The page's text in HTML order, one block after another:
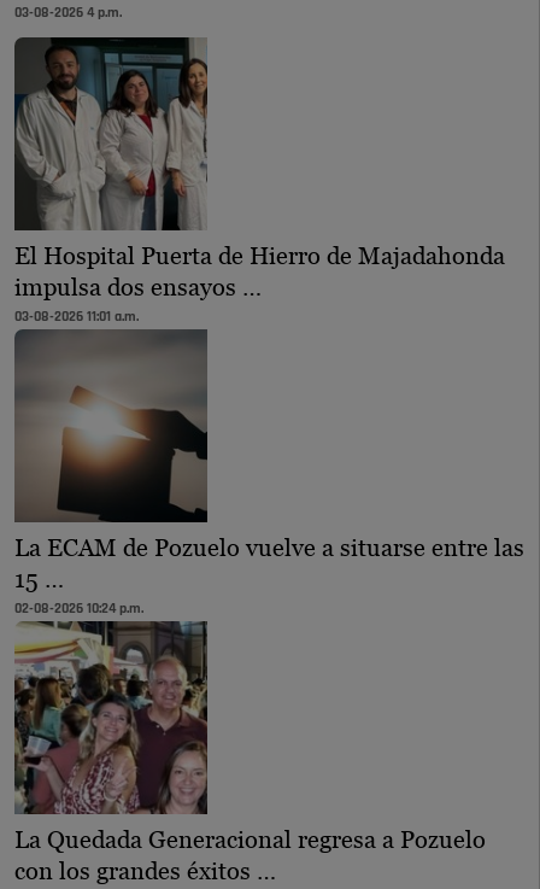
03-08-2026 4 p.m.
El Hospital Puerta de Hierro de Majadahonda
impulsa dos ensayos …
03-08-2026 11:01 a.m.
La ECAM de Pozuelo vuelve a situarse entre las
15 …
02-08-2026 10:24 p.m.
La Quedada Generacional regresa a Pozuelo
con los grandes éxitos …